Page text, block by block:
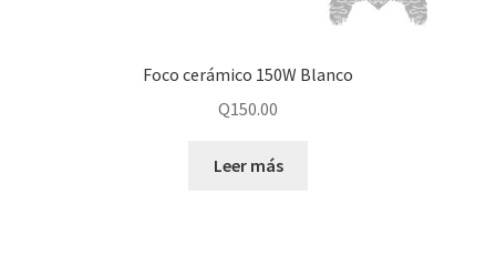
Foco cerámico 150W Blanco
Q150.00
Leer más